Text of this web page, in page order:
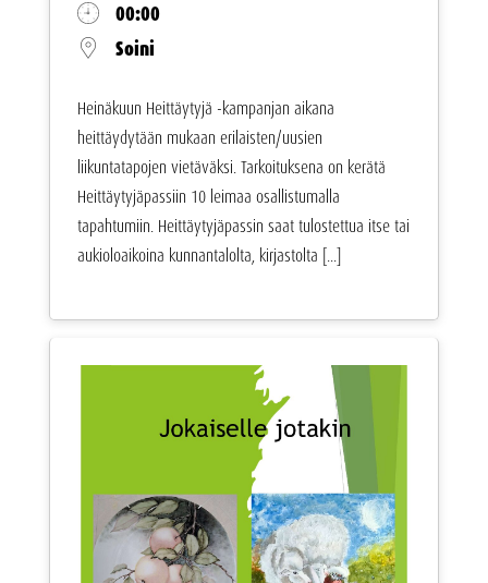
00:00
Soini
Heinäkuun Heittäytyjä -kampanjan aikana
heittäydytään mukaan erilaisten/uusien
liikuntatapojen vietäväksi. Tarkoituksena on kerätä
Heittäytyjäpassiin 10 leimaa osallistumalla
tapahtumiin. Heittäytyjäpassin saat tulostettua itse tai
aukioloaikoina kunnantalolta, kirjastolta [...]